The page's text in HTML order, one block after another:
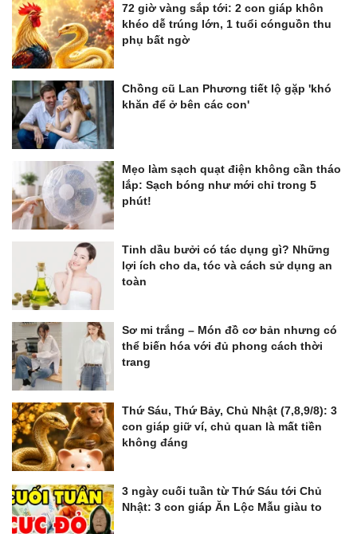
72 giờ vàng sắp tới: 2 con giáp khôn
khéo dễ trúng lớn, 1 tuổi cónguồn thu
phụ bất ngờ
Chồng cũ Lan Phương tiết lộ gặp 'khó
khăn để ở bên các con'
Mẹo làm sạch quạt điện không cần tháo
lắp: Sạch bóng như mới chỉ trong 5
phút!
Tinh dầu bưởi có tác dụng gì? Những
lợi ích cho da, tóc và cách sử dụng an
toàn
Sơ mi trắng – Món đồ cơ bản nhưng có
thể biến hóa với đủ phong cách thời
trang
Thứ Sáu, Thứ Bảy, Chủ Nhật (7,8,9/8): 3
con giáp giữ ví, chủ quan là mất tiền
không đáng
3 ngày cuối tuần từ Thứ Sáu tới Chủ
Nhật: 3 con giáp Ăn Lộc Mẫu giàu to